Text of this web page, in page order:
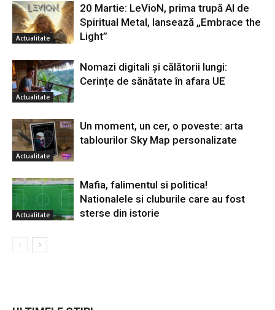
Actualitate
20 Martie: LeVioN, prima trupă AI de
Spiritual Metal, lansează „Embrace the
Light”
Actualitate
Nomazi digitali și călătorii lungi:
Cerințe de sănătate în afara UE
Actualitate
Un moment, un cer, o poveste: arta
tablourilor Sky Map personalizate
Actualitate
Mafia, falimentul si politica!
Nationalele si cluburile care au fost
sterse din istorie